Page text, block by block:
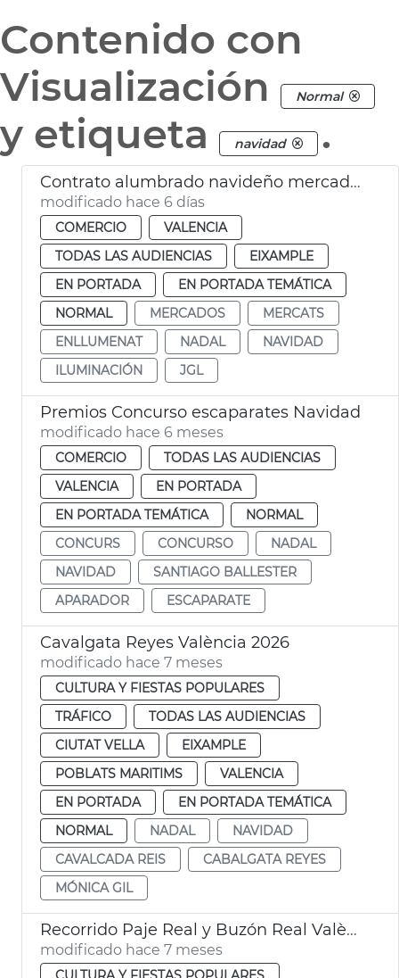
Contenido con
Visualización
Normal
y etiqueta navidad .
Contrato alumbrado navideño mercados municipales València
modificado hace 6 días
COMERCIO
VALENCIA
TODAS LAS AUDIENCIAS
EIXAMPLE
EN PORTADA
EN PORTADA TEMÁTICA
NORMAL
MERCADOS
MERCATS
ENLLUMENAT
NADAL
NAVIDAD
ILUMINACIÓN
JGL
Premios Concurso escaparates Navidad
modificado hace 6 meses
COMERCIO
TODAS LAS AUDIENCIAS
VALENCIA
EN PORTADA
EN PORTADA TEMÁTICA
NORMAL
CONCURS
CONCURSO
NADAL
NAVIDAD
SANTIAGO BALLESTER
APARADOR
ESCAPARATE
Cavalgata Reyes València 2026
modificado hace 7 meses
CULTURA Y FIESTAS POPULARES
TRÁFICO
TODAS LAS AUDIENCIAS
CIUTAT VELLA
EIXAMPLE
POBLATS MARITIMS
VALENCIA
EN PORTADA
EN PORTADA TEMÁTICA
NORMAL
NADAL
NAVIDAD
CAVALCADA REIS
CABALGATA REYES
MÓNICA GIL
Recorrido Paje Real y Buzón Real València
modificado hace 7 meses